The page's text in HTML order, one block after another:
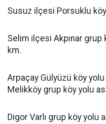
Susuz ilçesi Porsuklu
Selim ilçesi Akpınar grup
km.
Arpaçay Gülyüzü köy
Melikköy grup köy yolu
Digor Varlı grup köy yolu